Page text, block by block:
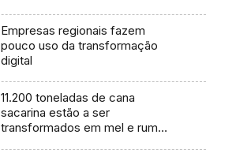
Empresas regionais fazem
pouco uso da transformação
digital
11.200 toneladas de cana
sacarina estão a ser
transformados em mel e rum